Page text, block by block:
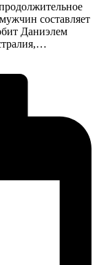
составляет
Даниэлем